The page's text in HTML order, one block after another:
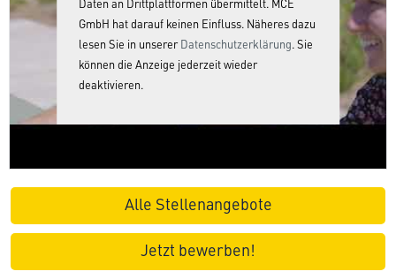
Daten an Drittplattformen übermittelt. MCE
GmbH hat darauf keinen Einfluss. Näheres dazu
lesen Sie in unserer Datenschutzerklärung. Sie
können die Anzeige jederzeit wieder
deaktivieren.
Alle Stellenangebote
Jetzt bewerben!